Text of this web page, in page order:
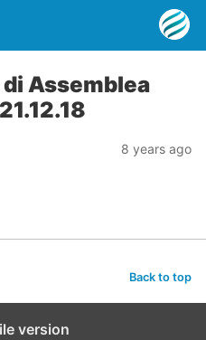
Assemblea
8 years ago
Back to top
version